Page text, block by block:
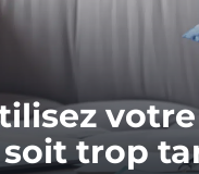
soit trop